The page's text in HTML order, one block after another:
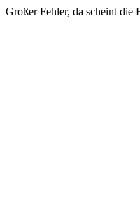
Großer Fehler, da scheint die